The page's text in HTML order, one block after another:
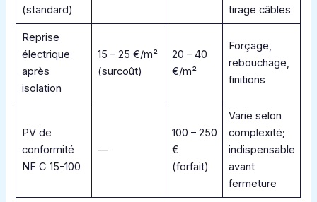
(standard)
tirage câbles
Reprise
électrique
après
isolation
15 – 25 €/m²
(surcoût)
20 – 40
€/m²
Forçage,
rebouchage,
finitions
PV de
conformité
NF C 15-100
—
100 – 250
€
(forfait)
Varie selon
complexité;
indispensable
avant
fermeture